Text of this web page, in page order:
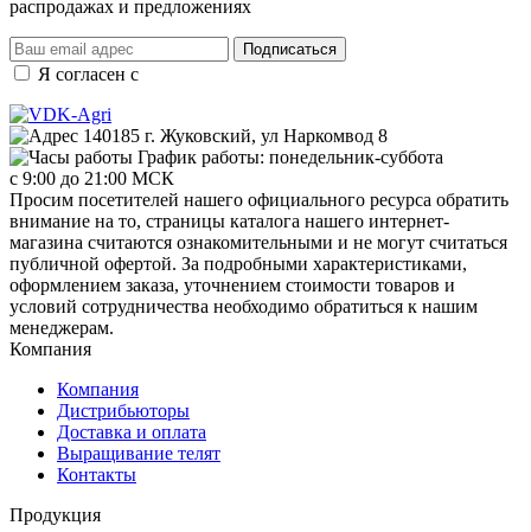
распродажах и предложениях
Подписаться
Я согласен с
140185 г. Жуковский, ул Наркомвод 8
График работы: понедельник-суббота
с 9:00 до 21:00 МСК
Просим посетителей нашего официального ресурса обратить
внимание на то, страницы каталога нашего интернет-
магазина считаются ознакомительными и не могут считаться
публичной офертой. За подробными характеристиками,
оформлением заказа, уточнением стоимости товаров и
условий сотрудничества необходимо обратиться к нашим
менеджерам.
Компания
Компания
Дистрибьюторы
Доставка и оплата
Выращивание телят
Контакты
Продукция